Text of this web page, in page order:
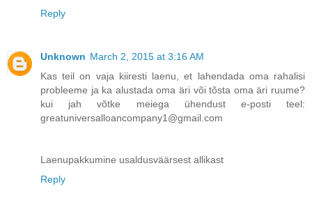
Reply
Unknown March 2, 2015 at 3:16 AM
Kas teil on vaja kiiresti laenu, et lahendada oma rahalisi
probleeme ja ka alustada oma äri või tõsta oma äri ruume?
kui jah võtke meiega ühendust e-posti teel:
greatuniversalloancompany1@gmail.com
Laenupakkumine usaldusväärsest allikast
Reply